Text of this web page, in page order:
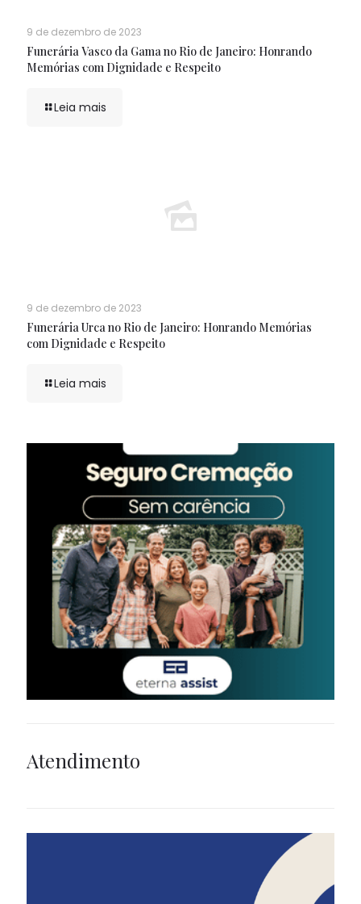
9 de dezembro de 2023
Funerária Vasco da Gama no Rio de Janeiro: Honrando
Memórias com Dignidade e Respeito
Leia mais
9 de dezembro de 2023
Funerária Urca no Rio de Janeiro: Honrando Memórias
com Dignidade e Respeito
Leia mais
Atendimento